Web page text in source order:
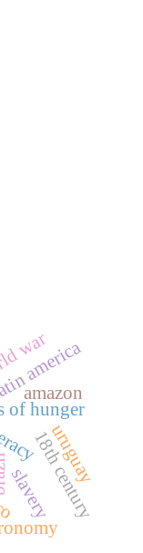
of hunger
18th century
war
america
amazon
uruguay
slavery